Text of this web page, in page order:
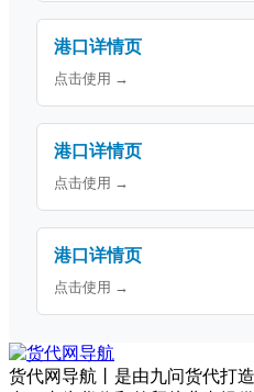
港口详情页
点击使用 →
港口详情页
点击使用 →
港口详情页
点击使用 →
货代网导航丨是由九问货代打